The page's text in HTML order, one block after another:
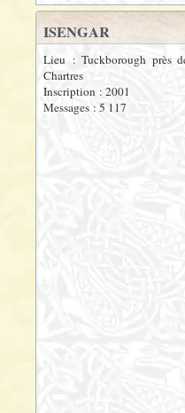
ISENGAR
Lieu : Tuckborough près
Chartres
Inscription : 2001
Messages : 5 117